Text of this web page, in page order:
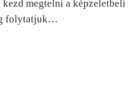
megtelni a
folytatjuk…